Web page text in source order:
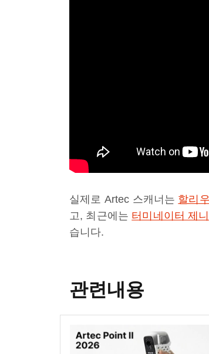
실제로 Artec 스캐너는 할리
고, 최근에는 터미네이터 제
습니다.
관련내용